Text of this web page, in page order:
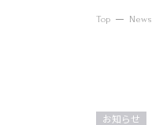
Top News
お知らせ